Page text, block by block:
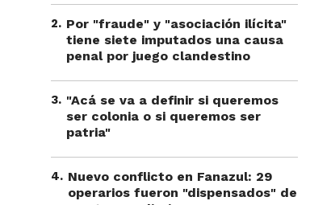
2. Por "fraude" y "asociación ilícita"
tiene siete imputados una causa
penal por juego clandestino
3. "Acá se va a definir si queremos
ser colonia o si queremos ser
patria"
4. Nuevo conflicto en Fanazul: 29
operarios fueron "dispensados" de